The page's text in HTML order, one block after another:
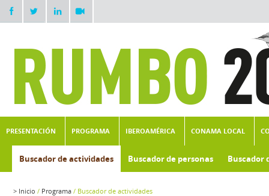
PRESENTACIÓN PROGRAMA IBEROAMÉRICA CONAMA LOCAL
Buscador de actividades Buscador de personas Buscador
> Inicio / Programa / Buscador de actividades